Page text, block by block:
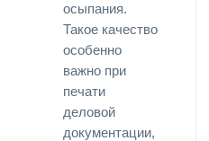
осыпания.
Такое качество
особенно
важно при
печати
деловой
документации,